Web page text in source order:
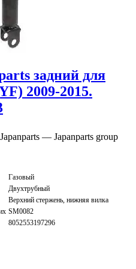
задний для
2009-2015.
Japanparts — Japanparts group
Газовый
Двухтрубный
Верхний стержень, нижняя вилка
SM0082
8052553197296